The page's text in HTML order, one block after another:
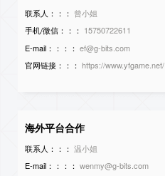
联系人：：： 曾小姐
手机/微信：：： 15750722611
E-mail：：：： ef@g-bits.com
官网链接：：： https://www.yfgame.net/
海外平台合作
联系人：：： 温小姐
E-mail：：：： wenmy@g-bits.com